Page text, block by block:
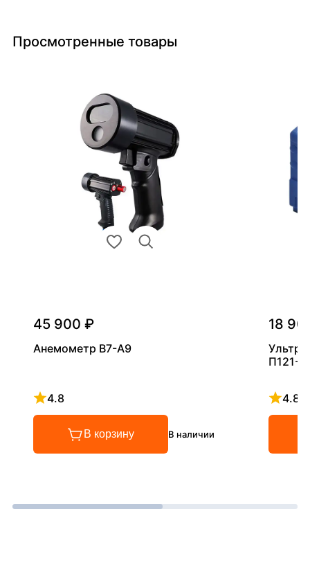
Просмотренные товары
45 900 ₽
Анемометр В7-А9
4.8
Рейтинг 4.8 из 5
В корзину В наличии
18
П121-
4.8